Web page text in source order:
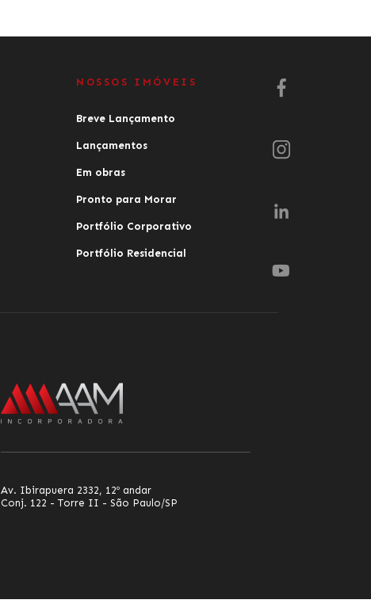
NOSSOS IMÓVEIS
Breve Lançamento
Lançamentos
Em obras
Pronto para Morar
Portfólio Corporativo
Portfólio Residencial
Av. Ibirapuera 2332, 12º andar
Conj. 122 - Torre II - São Paulo/SP